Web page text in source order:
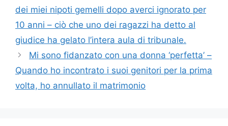
dei miei nipoti gemelli dopo averci ignorato per
10 anni – ciò che uno dei ragazzi ha detto al
giudice ha gelato l’intera aula di tribunale.
Mi sono fidanzato con una donna ‘perfetta’ –
Quando ho incontrato i suoi genitori per la prima
volta, ho annullato il matrimonio